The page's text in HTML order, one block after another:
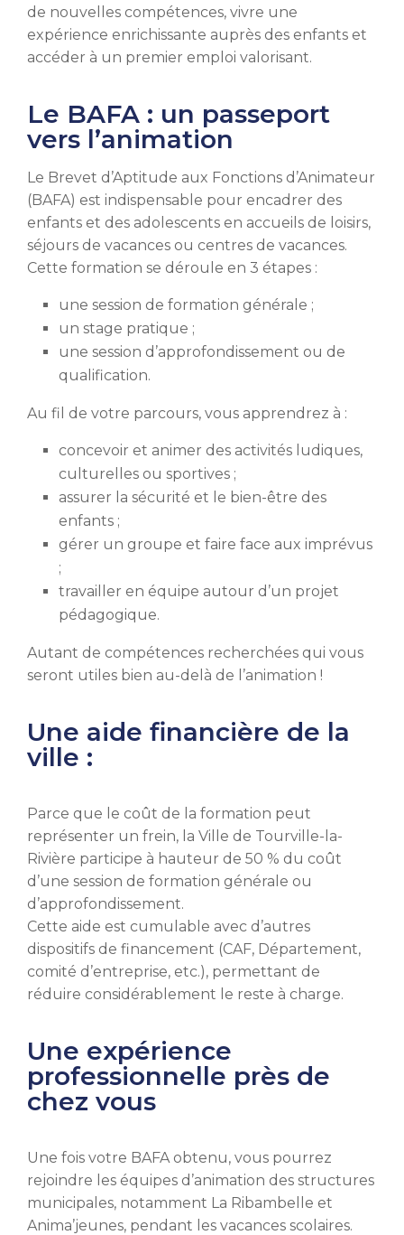
de nouvelles compétences, vivre une
expérience enrichissante auprès des enfants et
accéder à un premier emploi valorisant.
Le BAFA : un passeport
vers l’animation
Le Brevet d’Aptitude aux Fonctions d’Animateur
(BAFA) est indispensable pour encadrer des
enfants et des adolescents en accueils de loisirs,
séjours de vacances ou centres de vacances.
Cette formation se déroule en 3 étapes :
une session de formation générale ;
un stage pratique ;
une session d’approfondissement ou de
qualification.
Au fil de votre parcours, vous apprendrez à :
concevoir et animer des activités ludiques,
culturelles ou sportives ;
assurer la sécurité et le bien-être des
enfants ;
gérer un groupe et faire face aux imprévus
;
travailler en équipe autour d’un projet
pédagogique.
Autant de compétences recherchées qui vous
seront utiles bien au-delà de l’animation !
Une aide financière de la
ville :
Parce que le coût de la formation peut
représenter un frein, la Ville de Tourville-la-
Rivière participe à hauteur de 50 % du coût
d’une session de formation générale ou
d’approfondissement.
Cette aide est cumulable avec d’autres
dispositifs de financement (CAF, Département,
comité d’entreprise, etc.), permettant de
réduire considérablement le reste à charge.
Une expérience
professionnelle près de
chez vous
Une fois votre BAFA obtenu, vous pourrez
rejoindre les équipes d’animation des structures
municipales, notamment La Ribambelle et
Anima’jeunes, pendant les vacances scolaires.